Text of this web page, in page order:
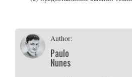
Author:
Paulo
Nunes